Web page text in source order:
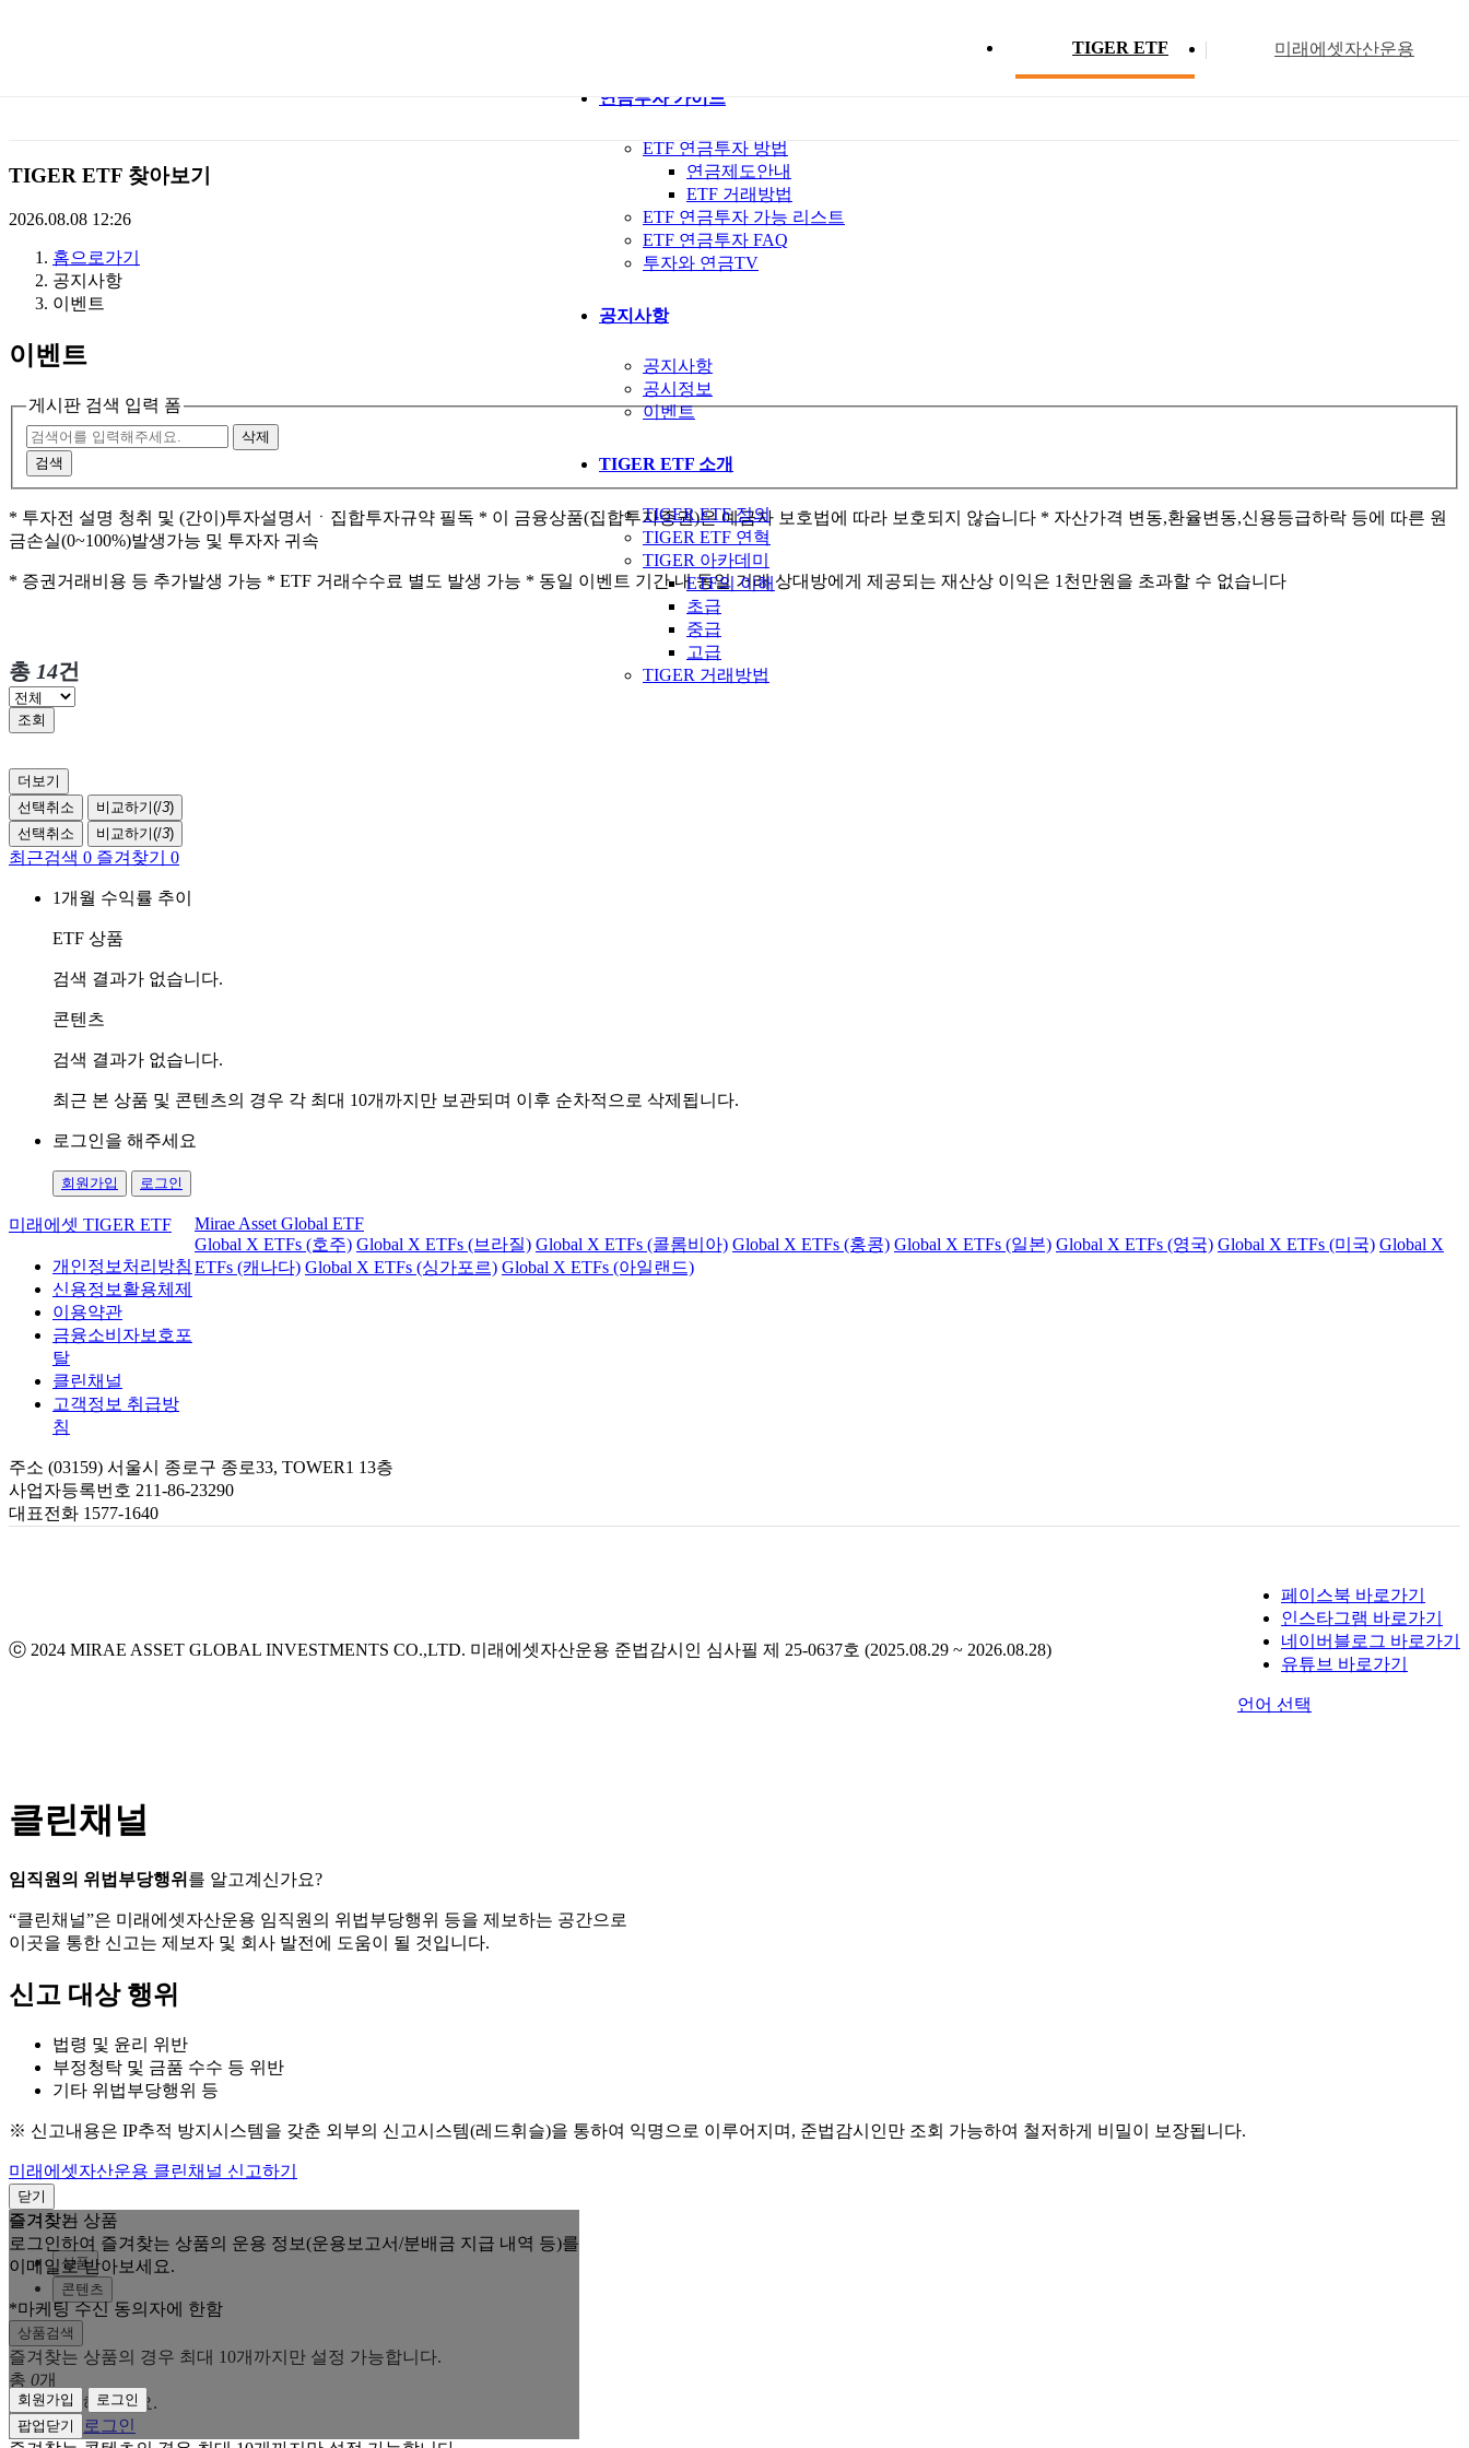
TIGER ETF 미래에셋자산운용
에
셋
TIGERETF
연금투자 가이드
ETF 연금투자 방법
연금제도안내
ETF 거래방법
ETF 연금투자 가능 리스트
ETF 연금투자 FAQ
투자와 연금TV
공지사항
공지사항
공시정보
이벤트
TIGER ETF 소개
TIGER ETF 정의
TIGER ETF 연혁
TIGER 아카데미
ETF의 이해
초급
중급
고급
TIGER 거래방법
ETF 분배금 현황
TIGER ETF 찾아보기
2026.08.08 12:26
홈으로가기
공지사항
이벤트
이벤트
게시판 검색 입력 폼
삭제
검색
* 투자전 설명 청취 및 (간이)투자설명서ㆍ집합투자규약 필독 * 이 금융상품(집합투자증권)은 예금자 보호법에 따라 보호되지 않습니다 * 자산가격 변동,환율변동,신용등급하락 등에 따른 원
금손실(0~100%)발생가능 및 투자자 귀속
* 증권거래비용 등 추가발생 가능 * ETF 거래수수료 별도 발생 가능 * 동일 이벤트 기간 내 동일 거래 상대방에게 제공되는 재산상 이익은 1천만원을 초과할 수 없습니다
총 14건
조회
더보기
선택취소
비교하기(/3)
선택취소
비교하기(/3)
최근검색 0 즐겨찾기 0
1개월 수익률 추이
ETF 상품
검색 결과가 없습니다.
콘텐츠
검색 결과가 없습니다.
최근 본 상품 및 콘텐츠의 경우 각 최대 10개까지만 보관되며 이후 순차적으로 삭제됩니다.
로그인을 해주세요
회원가입 로그인
미래에셋 TIGER ETF
개인정보처리방침
신용정보활용체제
이용약관
금융소비자보호포
탈
클린채널
고객정보 취급방
침
Mirae Asset Global ETF
Global X ETFs (호주) Global X ETFs (브라질) Global X ETFs (콜롬비아) Global X ETFs (홍콩) Global X ETFs (일본) Global X ETFs (영국) Global X ETFs (미국) Global X
ETFs (캐나다) Global X ETFs (싱가포르) Global X ETFs (아일랜드)
주소 (03159) 서울시 종로구 종로33, TOWER1 13층
사업자등록번호 211-86-23290
대표전화 1577-1640
ⓒ 2024 MIRAE ASSET GLOBAL INVESTMENTS CO.,LTD. 미래에셋자산운용 준법감시인 심사필 제 25-0637호 (2025.08.29 ~ 2026.08.28)
페이스북 바로가기
인스타그램 바로가기
네이버블로그 바로가기
유튜브 바로가기
언어 선택
클린채널
임직원의 위법부당행위 를 알고계신가요?
“클린채널”은 미래에셋자산운용 임직원의 위법부당행위 등을 제보하는 공간으로
이곳을 통한 신고는 제보자 및 회사 발전에 도움이 될 것입니다.
신고 대상 행위
법령 및 윤리 위반
부정청탁 및 금품 수수 등 위반
기타 위법부당행위 등
※ 신고내용은 IP추적 방지시스템을 갖춘 외부의 신고시스템(레드휘슬)을 통하여 익명으로 이루어지며, 준법감시인만 조회 가능하여 철저하게 비밀이 보장됩니다.
미래에셋자산운용 클린채널 신고하기
닫기
즐겨찾는 상품
로그인하여 즐겨찾는 상품의 운용 정보(운용보고서/분배금 지급 내역 등)를
이메일로 받아보세요.
*마케팅 수신 동의자에 한함
회원가입
로그인
팝업닫기
즐겨찾기
상품
콘텐츠
상품검색
즐겨찾는 상품의 경우 최대 10개까지만 설정 가능합니다.
총 0개
로그인을 해주세요.
회원가입
로그인